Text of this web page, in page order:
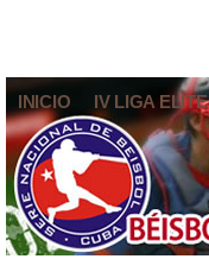
INICIO IV LIGA ELITE